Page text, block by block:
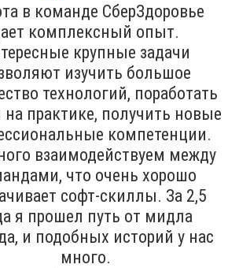
в команде СберЗдоровье
комплексный опыт.
крупные задачи
изучить большое
технологий, поработать
практике, получить новые
компетенции.
взаимодействуем между
что очень хорошо
софт-скиллы. За 2,5
я прошел путь от мидла
и подобных историй у нас
много.